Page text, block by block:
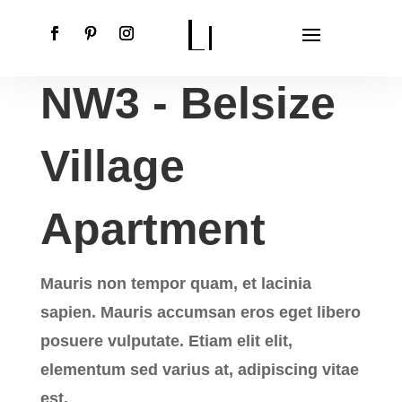
NW3 - Belsize
Village
Apartment
Mauris non tempor quam, et lacinia
sapien. Mauris accumsan eros eget libero
posuere vulputate. Etiam elit elit,
elementum sed varius at, adipiscing vitae
est.